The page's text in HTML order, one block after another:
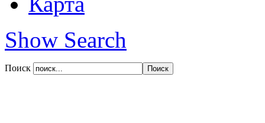
Show Search
Поиск